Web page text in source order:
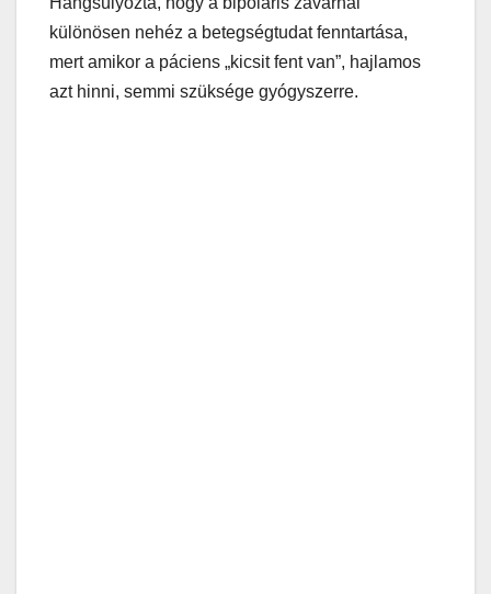
különösen nehéz a betegségtudat fenntartása,
mert amikor a páciens „kicsit fent van”, hajlamos
azt hinni, semmi szüksége gyógyszerre.